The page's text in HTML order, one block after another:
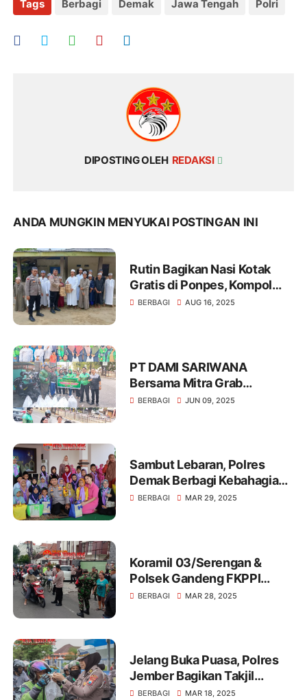
Tags Berbagi Demak Jawa Tengah Polri
DIPOSTING OLEH REDAKSI
ANDA MUNGKIN MENYUKAI POSTINGAN INI
Rutin Bagikan Nasi Kotak
Gratis di Ponpes, Kompol
Haryono: Program Jum'at
BERBAGI AUG 16, 2025
PT DAMI SARIWANA
Bersama Mitra Grab
Semarang Timur Berbagi
BERBAGI JUN 09, 2025
Sambut Lebaran, Polres
Demak Berbagi Kebahagiaan
Dengan Anak Yatim Piatu
BERBAGI MAR 29, 2025
Koramil 03/Serengan &
Polsek Gandeng FKPPI
Bagikan 100 Takjil Buka
BERBAGI MAR 28, 2025
Jelang Buka Puasa, Polres
Jember Bagikan Takjil
sebagai Bentuk Kepedulian
BERBAGI MAR 18, 2025